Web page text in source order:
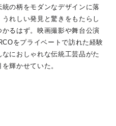
の柄をモダンなデザインに落
れしい発見と驚きをもたらし
るはず。映画撮影や舞台公演
をプライベートで訪れた経験
におしゃれな伝統工芸品がた
輝かせていた。